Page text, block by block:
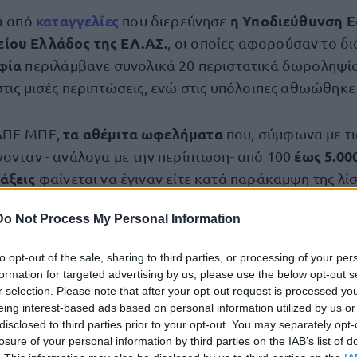
Not Process My Personal Information
opt-out of the sale, sharing to third parties, or processing of your
for targeted advertising by us, please use the below opt-out
selection. Please note that after your opt-out request is processed
interest-based ads based on personal information utilized by us
to third parties prior to your opt-out. You may separately
of your personal information by third parties on the IAB’s list of
από καταγγελίες που διερεύνησε η Υποδιεύθυνση
Ελλάδος της ΕΛ.ΑΣ. , οι οποίες αφορούσαν το
περιλάμβανε συνολικά 20 περιστατικά
μισές περιπτώσεις, ενώ στις υπόλοιπες αθωώθηκε
ΜΠΕ,τα αθέμιτα ωφελήματα που, σύμφωνα με
- ανάλογα με την περίπτωση- από 100 έως
φαίνεται να έγιναν είτε κατά παράκαμψη της
αυτές είχαν παραπεμφθεί σε δίκη και
για δωροδοκία υπαλλήλου.
απότα πανεπιστημιακά του